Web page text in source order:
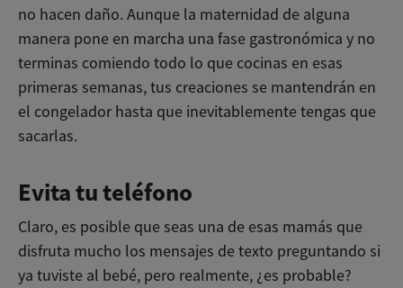
no hacen daño. Aunque la maternidad de alguna
manera pone en marcha una fase gastronómica y no
terminas comiendo todo lo que cocinas en esas
primeras semanas, tus creaciones se mantendrán en
el congelador hasta que inevitablemente tengas que
sacarlas.
Evita tu teléfono
Claro, es posible que seas una de esas mamás que
disfruta mucho los mensajes de texto preguntando si
ya tuviste al bebé, pero realmente, ¿es probable?